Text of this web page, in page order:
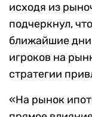
исходя из
подчеркнул,
ближайшие
игроков на
стратегии
«На рынок